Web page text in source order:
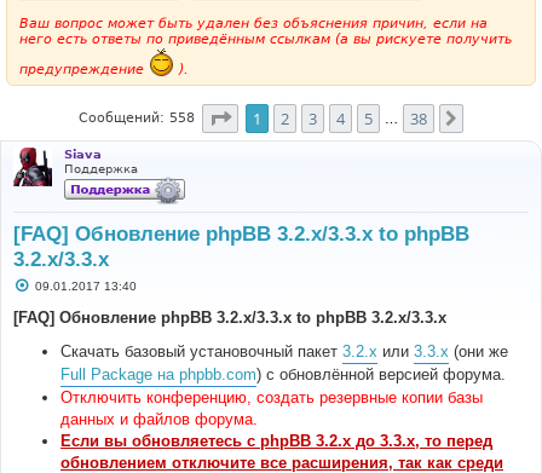
Ваш вопрос может быть удален без объяснения причин, если на
него есть ответы по приведённым ссылкам (а вы рискуете получить
предупреждение
).
Сообщений: 558 Страница 1 из38
1 2 3 4 5 38
Siava
Поддержка
[FAQ] Обновление phpBB 3.2.x/3.3.x to phpBB
3.2.x/3.3.x
С
о
б
09.01.2017 13:40
[FAQ] Обновление phpBB 3.2.x/3.3.x to phpBB 3.2.x/3.3.x
Скачать базовый установочный пакет 3.2.x или 3.3.x (они же
Full Package на phpbb.com) с обновлённой версией форума.
Отключить конференцию, создать резервные копии базы
данных и файлов форума.
Если вы обновляетесь с phpBB 3.2.x до 3.3.x, то перед
обновлением отключите все расширения, так как среди